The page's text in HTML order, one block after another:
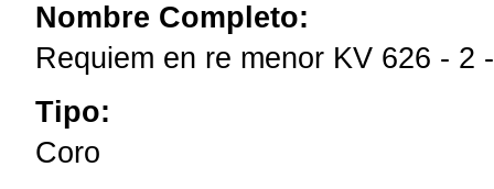
Nombre Completo:
Requiem en re menor KV 626 - 2
Tipo:
Coro